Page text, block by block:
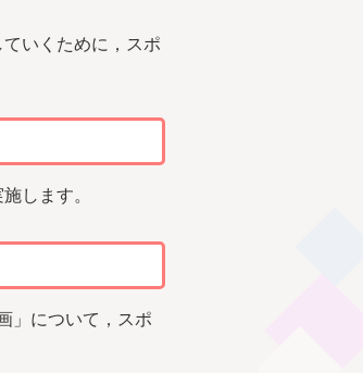
いくために，スポ
します。
」について，スポ